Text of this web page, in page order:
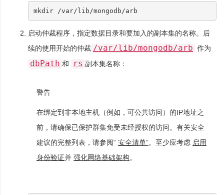
启动仲裁程序，指定数据目录和要加入的副本集的名称。后
续的使用开始的仲裁 /var/lib/mongodb/arb 作为
dbPath 和 rs 副本集名称：
警告
在绑定到非本地主机（例如，可公共访问）的IP地址之
前，请确保已保护群集免受未经授权的访问。有关安全
建议的完整列表，请参阅“ 安全清单”。至少应考虑 启用
身份验证并 强化网络基础架构。